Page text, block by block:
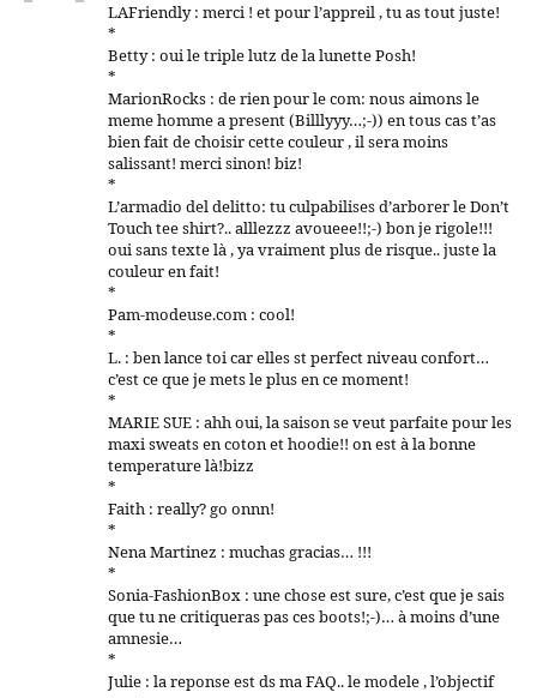
LAFriendly : merci ! et pour l’appreil , tu as tout juste!
*
Betty : oui le triple lutz de la lunette Posh!
*
MarionRocks : de rien pour le com: nous aimons le
meme homme a present (Billlyyy…;-)) en tous cas t’as
bien fait de choisir cette couleur , il sera moins
salissant! merci sinon! biz!
*
L’armadio del delitto: tu culpabilises d’arborer le Don’t
Touch tee shirt?.. alllezzz avoueee!!;-) bon je rigole!!!
oui sans texte là , ya vraiment plus de risque.. juste la
couleur en fait!
*
Pam-modeuse.com : cool!
*
L. : ben lance toi car elles st perfect niveau confort…
c’est ce que je mets le plus en ce moment!
*
MARIE SUE : ahh oui, la saison se veut parfaite pour les
maxi sweats en coton et hoodie!! on est à la bonne
temperature là!bizz
*
Faith : really? go onnn!
*
Nena Martinez : muchas gracias… !!!
*
Sonia-FashionBox : une chose est sure, c’est que je sais
que tu ne critiqueras pas ces boots!;-)… à moins d’une
amnesie…
*
Julie : la reponse est ds ma FAQ.. le modele , l’objectif